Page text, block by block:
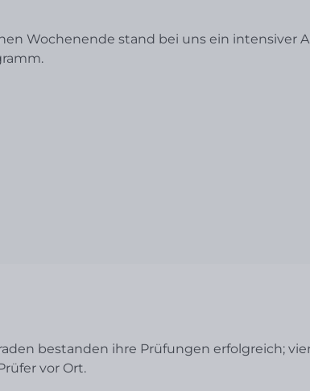
Wochenende stand bei uns ein intensiver
bestanden ihre Prüfungen erfolgreich;
vor Ort.